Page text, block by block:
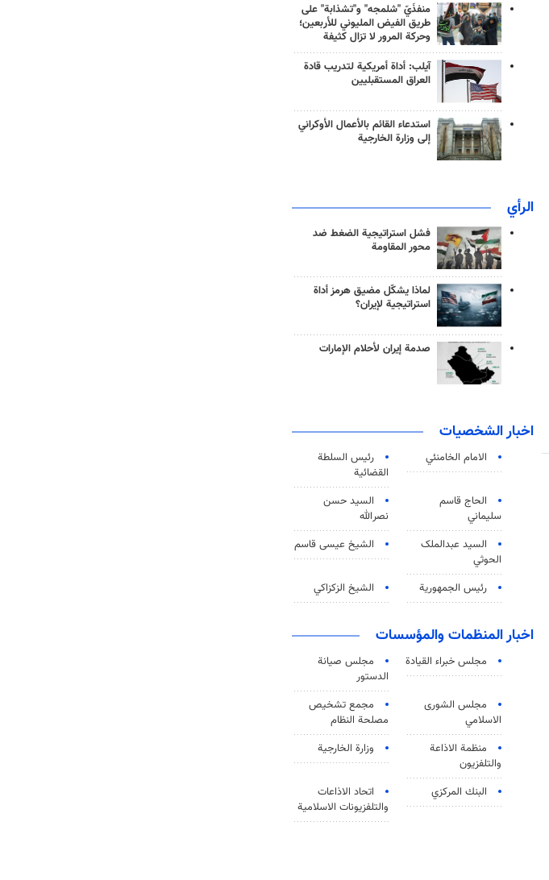
منفذَيّ "شلمجه" و"تشذابة" على
طريق الفيض المليوني للأربعين؛
وحركة المرور لا تزال كثيفة
آيلب: أداة أمريكية لتدريب قادة
العراق المستقبليين
استدعاء القائم بالأعمال الأوكراني
إلى وزارة الخارجية
الرأي
فشل استراتيجية الضغط ضد
محور المقاومة
لماذا يشكّل مضيق هرمز أداة
استراتيجية لإيران؟
صدمة إيران لأحلام الإمارات
اخبار الشخصيات
الامام الخامنئي
رئیس السلطة
القضائیة
الحاج قاسم
سليماني
السيد حسن
نصرالله
السید عبدالملک
الحوثي
الشيخ عيسى قاسم
رئيس الجمهورية الشيخ الزكزاكي
اخبار المنظمات والمؤسسات
مجلس خبراء القيادة
مجلس صيانة
الدستور
مجلس الشورى
الاسلامي
مجمع تشخيص
مصلحة النظام
منظمة الاذاعة
والتلفزیون
وزارة الخارجية
البنك المركزي
اتحاد الاذاعات
والتلفزيونات الاسلامية